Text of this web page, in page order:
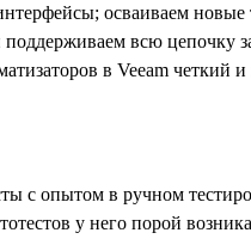
осваиваем
всю цепочку
в Veeam четкий
с опытом в ручном
у него порой